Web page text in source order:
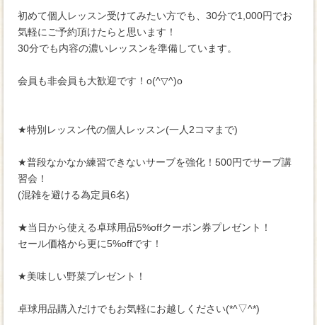
初めて個人レッスン受けてみたい方でも、30分で1,000円でお
気軽にご予約頂けたらと思います！
30分でも内容の濃いレッスンを準備しています。
会員も非会員も大歓迎です！o(^▽^)o
★特別レッスン代の個人レッスン(一人2コマまで)
★普段なかなか練習できないサーブを強化！500円でサーブ講
習会！
(混雑を避ける為定員6名)
★当日から使える卓球用品5%offクーポン券プレゼント！
セール価格から更に5%offです！
★美味しい野菜プレゼント！
卓球用品購入だけでもお気軽にお越しください(*^▽^*)